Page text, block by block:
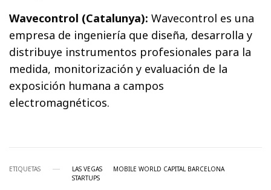
Wavecontrol (Catalunya): Wavecontrol es una
empresa de ingeniería que diseña, desarrolla y
distribuye instrumentos profesionales para la
medida, monitorización y evaluación de la
exposición humana a campos
electromagnéticos.
ETIQUETAS LAS VEGAS
MOBILE WORLD CAPITAL BARCELONA
STARTUPS